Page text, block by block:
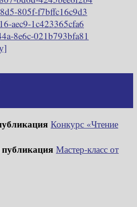
Конкурс «Чтение
Мастер-класс от